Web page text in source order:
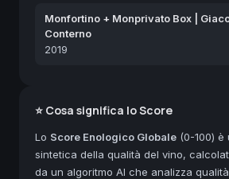
Monfortino + Monprivato Box |
Conterno
2019
⭐ Cosa significa lo Score
Lo Score Enologico Globale (0-100) è
sintetica della qualità del vino,
da un algoritmo AI che analizza